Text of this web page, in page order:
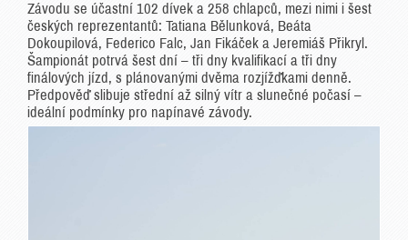
Závodu se účastní 102 dívek a 258 chlapců, mezi nimi i šest
českých reprezentantů: Tatiana Bělunková, Beáta
Dokoupilová, Federico Falc, Jan Fikáček a Jeremiáš Přikryl.
Šampionát potrvá šest dní – tři dny kvalifikací a tři dny
finálových jízd, s plánovanými dvěma rozjížďkami denně.
Předpověď slibuje střední až silný vítr a slunečné počasí –
ideální podmínky pro napínavé závody.